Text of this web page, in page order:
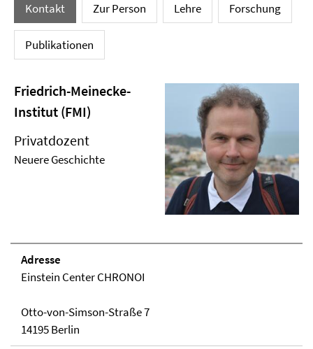
Kontakt Zur Person Lehre Forschung
Publikationen
Friedrich-Meinecke-
Institut (FMI)
Privatdozent
Neuere Geschichte
Adresse
Einstein Center CHRONOI
Otto-von-Simson-Straße 7
14195 Berlin